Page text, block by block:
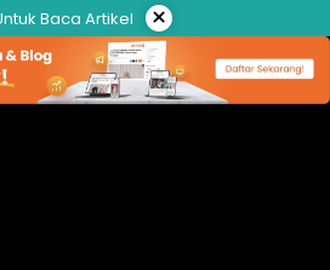
Baca Artikel ×